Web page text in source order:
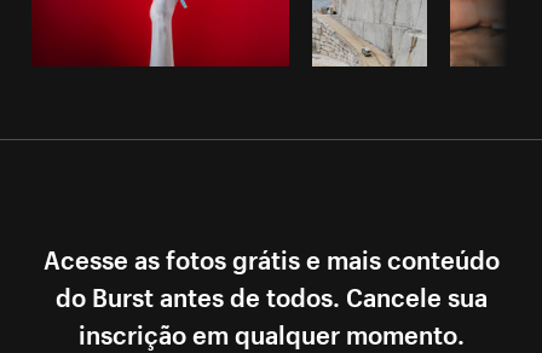
Acesse as fotos grátis e mais conteúdo
do Burst antes de todos. Cancele sua
inscrição em qualquer momento.